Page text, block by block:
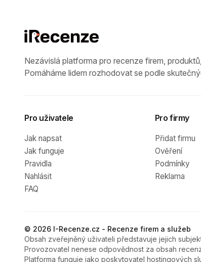
Nezávislá platforma pro recenze firem,
Pomáháme lidem rozhodovat se podle
Pro uživatele
Jak napsat
Jak funguje
Pravidla
Nahlásit
FAQ
Pro firmy
Přidat firmu
Ověření
Podmínky
Reklama
© 2026 I-Recenze.cz - Recenze firem a služeb
Obsah zveřejněný uživateli představuje jejich
Provozovatel nenese odpovědnost za obsah
Platforma funguje jako poskytovatel hostingových